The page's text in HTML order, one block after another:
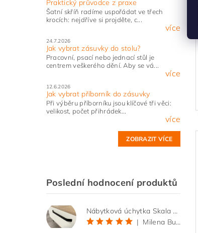
Praktický průvodce z praxe
Šatní skříň radíme uspořádat ve třech
krocích: nejdříve si projděte, c...
více
24.7.2026
Jak vybrat zásuvky do stolu?
Pracovní, psací nebo jednací stůl je
centrem veškerého dění. Aby se vá...
více
12.6.2026
Jak vybrat příborník do zásuvky
Při výběru příborníku jsou klíčové tři věci:
velikost, počet přihrádek...
více
ZOBRAZIT VÍCE
Poslední hodnocení produktů
Nábytková úchytka Skala černá matná
|
Milena Bučková